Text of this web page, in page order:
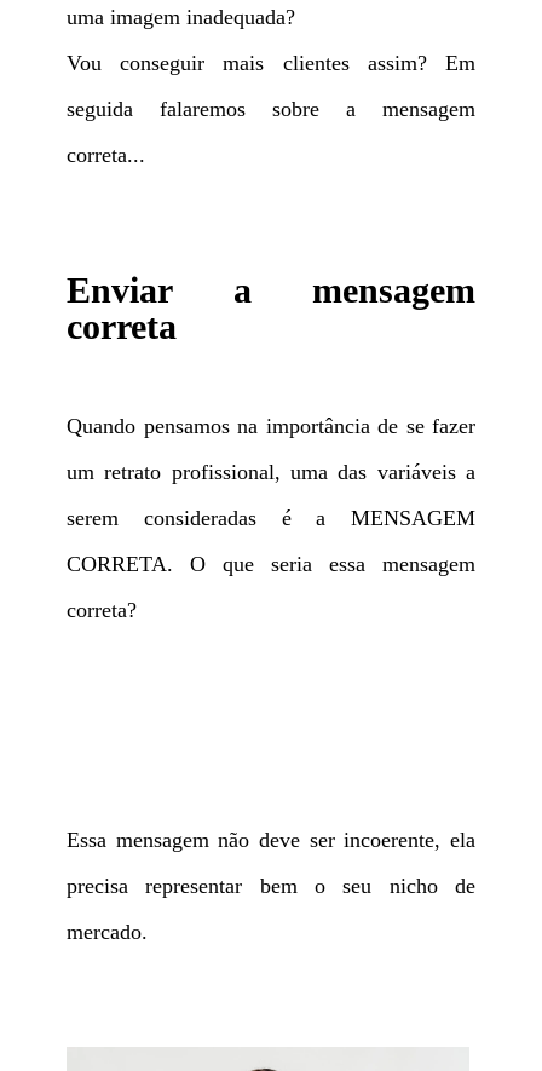
uma imagem inadequada?
Vou conseguir mais clientes assim? Em
seguida falaremos sobre a mensagem
correta...
Enviar a mensagem
correta
Quando pensamos na importância de se fazer
um retrato profissional, uma das variáveis a
serem consideradas é a MENSAGEM
CORRETA. O que seria essa mensagem
correta?
Essa mensagem não deve ser incoerente, ela
precisa representar bem o seu nicho de
mercado.